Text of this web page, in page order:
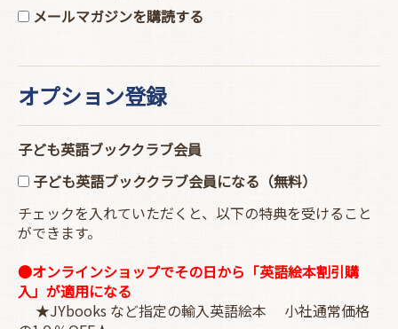
メールマガジンを購読する
オプション登録
子ども英語ブッククラブ会員
子ども英語ブッククラブ会員になる（無料）
チェックを入れていただくと、以下の特典を受けること
ができます。
●オンラインショップでその日から「英語絵本割引購
入」が適用になる
★JYbooks など指定の輸入英語絵本 小社通常価格